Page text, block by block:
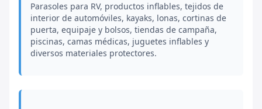
Parasoles para RV, productos inflables, tejidos de
interior de automóviles, kayaks, lonas, cortinas de
puerta, equipaje y bolsos, tiendas de campaña,
piscinas, camas médicas, juguetes inflables y
diversos materiales protectores.